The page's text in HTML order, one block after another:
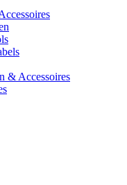
& Accessoires